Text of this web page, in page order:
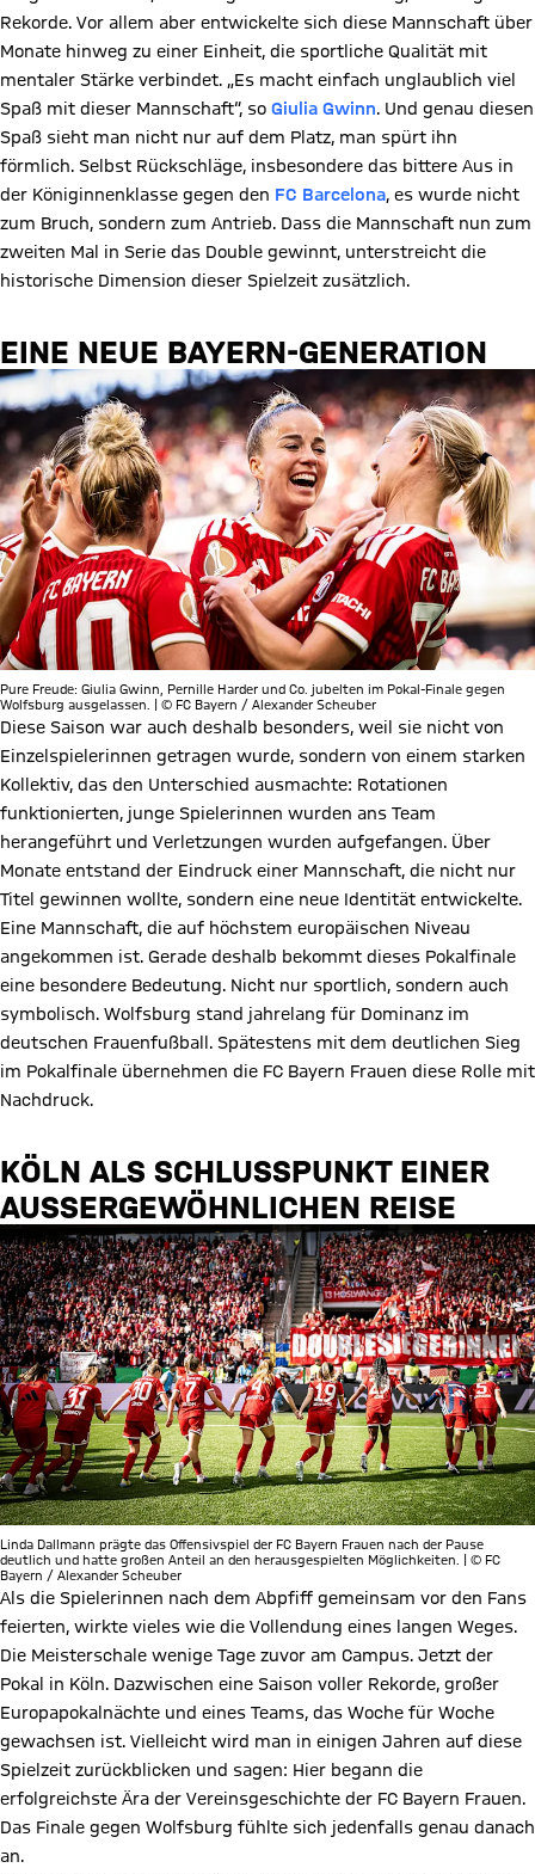
Rekorde. Vor allem aber entwickelte sich diese Mannschaft über
Monate hinweg zu einer Einheit, die sportliche Qualität mit
mentaler Stärke verbindet. „Es macht einfach unglaublich viel
Spaß mit dieser Mannschaft“, so Giulia Gwinn. Und genau diesen
Spaß sieht man nicht nur auf dem Platz, man spürt ihn
förmlich. Selbst Rückschläge, insbesondere das bittere Aus in
der Königinnenklasse gegen den FC Barcelona, es wurde nicht
zum Bruch, sondern zum Antrieb. Dass die Mannschaft nun zum
zweiten Mal in Serie das Double gewinnt, unterstreicht die
historische Dimension dieser Spielzeit zusätzlich.
EINE NEUE BAYERN-GENERATION
Pure Freude: Giulia Gwinn, Pernille Harder und Co. jubelten im Pokal-Finale gegen
Wolfsburg ausgelassen. | © FC Bayern / Alexander Scheuber
Diese Saison war auch deshalb besonders, weil sie nicht von
Einzelspielerinnen getragen wurde, sondern von einem starken
Kollektiv, das den Unterschied ausmachte: Rotationen
funktionierten, junge Spielerinnen wurden ans Team
herangeführt und Verletzungen wurden aufgefangen. Über
Monate entstand der Eindruck einer Mannschaft, die nicht nur
Titel gewinnen wollte, sondern eine neue Identität entwickelte.
Eine Mannschaft, die auf höchstem europäischen Niveau
angekommen ist. Gerade deshalb bekommt dieses Pokalfinale
eine besondere Bedeutung. Nicht nur sportlich, sondern auch
symbolisch. Wolfsburg stand jahrelang für Dominanz im
deutschen Frauenfußball. Spätestens mit dem deutlichen Sieg
im Pokalfinale übernehmen die FC Bayern Frauen diese Rolle mit
Nachdruck.
KÖLN ALS SCHLUSSPUNKT EINER
AUSSERGEWÖHNLICHEN REISE
Linda Dallmann prägte das Offensivspiel der FC Bayern Frauen nach der Pause
deutlich und hatte großen Anteil an den herausgespielten Möglichkeiten. | © FC
Bayern / Alexander Scheuber
Als die Spielerinnen nach dem Abpfiff gemeinsam vor den Fans
feierten, wirkte vieles wie die Vollendung eines langen Weges.
Die Meisterschale wenige Tage zuvor am Campus. Jetzt der
Pokal in Köln. Dazwischen eine Saison voller Rekorde, großer
Europapokalnächte und eines Teams, das Woche für Woche
gewachsen ist. Vielleicht wird man in einigen Jahren auf diese
Spielzeit zurückblicken und sagen: Hier begann die
erfolgreichste Ära der Vereinsgeschichte der FC Bayern Frauen.
Das Finale gegen Wolfsburg fühlte sich jedenfalls genau danach
an.